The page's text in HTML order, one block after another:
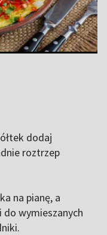
dodaj
roztrzep
na pianę, a
wymieszanych